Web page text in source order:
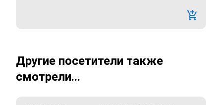
Другие посетители также
смотрели...